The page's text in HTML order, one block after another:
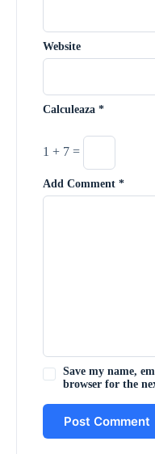
Website
Calculeaza *
1 + 7 =
Add Comment *
Save my name,
browser for the
Post Comment